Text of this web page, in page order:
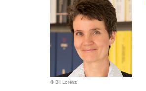
© Bill Lorenz